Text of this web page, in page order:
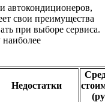
автокондиционеров,
свои преимущества
при выборе сервиса.
Недостатки